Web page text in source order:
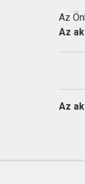
Az
Az
Az